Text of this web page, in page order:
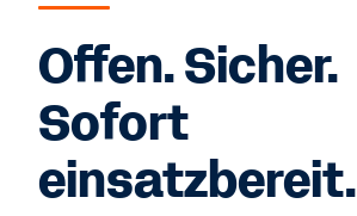
Kontaktieren Sie uns
Offen. Sicher.
Sofort
einsatzbereit.